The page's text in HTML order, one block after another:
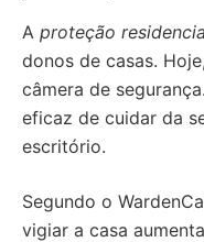
A proteção
donos de casas.
câmera de
eficaz de cuidar da
escritório.
Segundo o
vigiar a casa